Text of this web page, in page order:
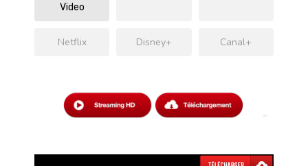
Video
Netflix Disney+ Canal+